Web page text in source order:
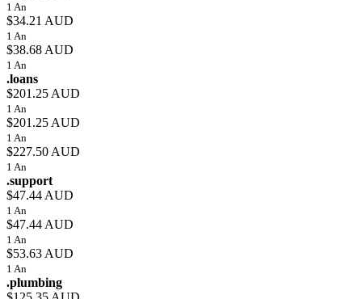
1 An
$34.21 AUD
1 An
$38.68 AUD
1 An
.loans
$201.25 AUD
1 An
$201.25 AUD
1 An
$227.50 AUD
1 An
.support
$47.44 AUD
1 An
$47.44 AUD
1 An
$53.63 AUD
1 An
.plumbing